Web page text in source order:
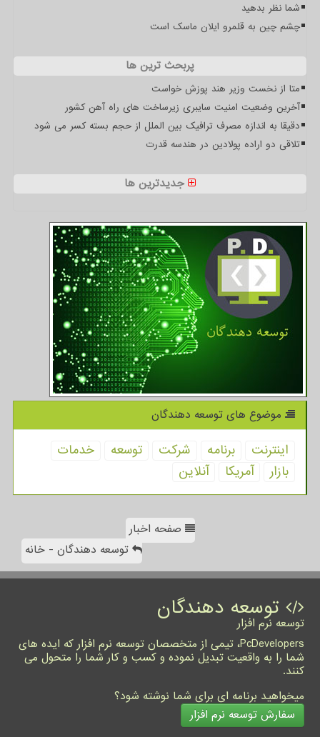
شما نظر بدهید
چشم چین به قلمرو ایلان ماسک است
پربحث ترین ها
متا از نخست وزیر هند پوزش خواست
آخرین وضعیت امنیت سایبری زیرساخت های راه آهن کشور
دقیقا به اندازه مصرف ترافیک بین الملل از حجم بسته کسر می شود
تلاقی دو اراده پولادین در هندسه قدرت
جدیدترین ها
موضوع های توسعه دهندگان
اینترنت برنامه شركت توسعه
خدمات
بازار
آمریكا آنلاین
صفحه اخبار
توسعه دهندگان - خانه
توسعه دهندگان
توسعه نرم افزار
PcDevelopers، تیمی از متخصصان توسعه نرم افزار که ایده های
شما را به واقعیت تبدیل نموده و کسب و کار شما را متحول می
کنند.
میخواهید برنامه ای برای شما نوشته شود؟
سفارش توسعه نرم افزار